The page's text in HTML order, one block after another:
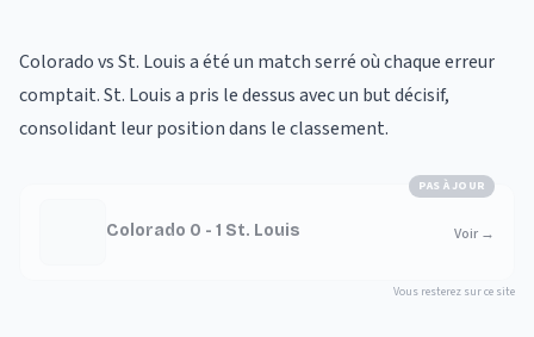
Colorado vs St. Louis a été un match serré où chaque erreur
comptait. St. Louis a pris le dessus avec un but décisif,
consolidant leur position dans le classement.
PAS À JOUR
Colorado 0 - 1 St. Louis Voir →
Vous resterez sur ce site